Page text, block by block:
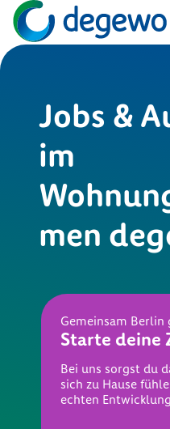
Jobs &
im
men
Gemeinsam Berlin
Starte deine
Bei uns sorgst du
sich zu Hause
echten